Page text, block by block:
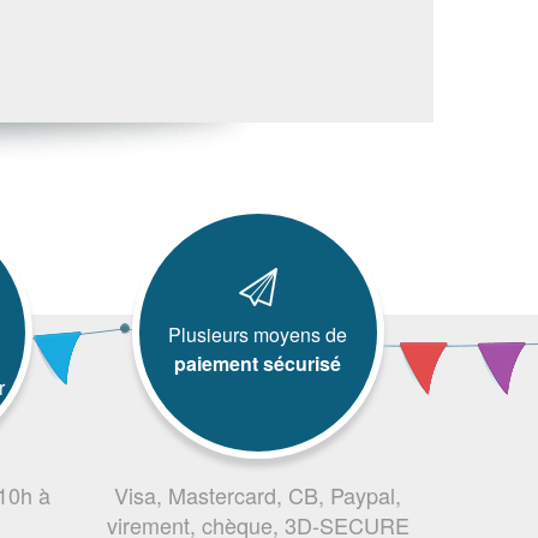
à
Plusieurs moyens de
paiement sécurisé
Visa, Mastercard, CB, Paypal,
virement, chèque, 3D-SECURE